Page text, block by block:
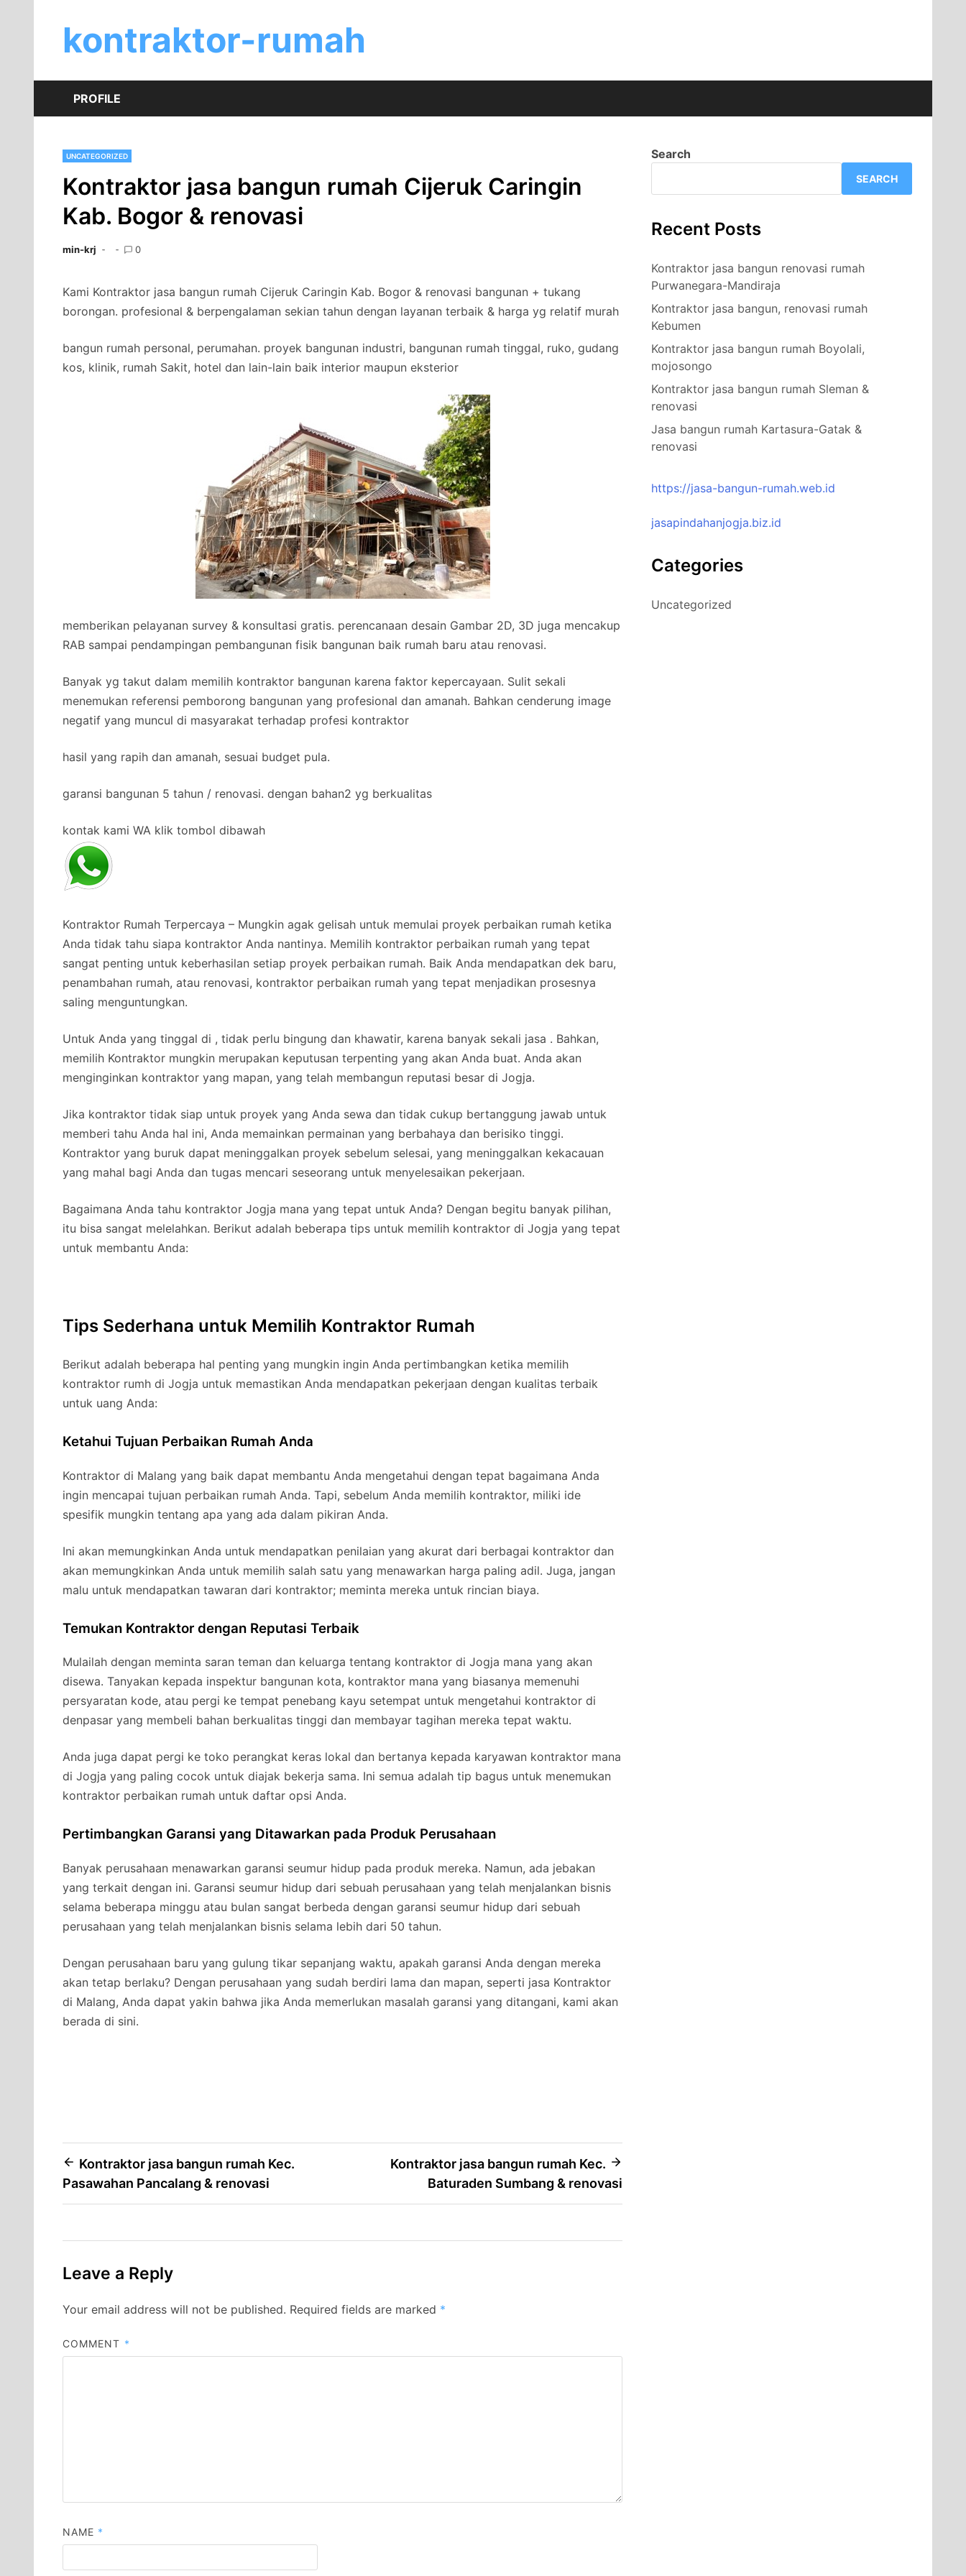
contentkontraktor-rumah
PROFILE
UNCATEGORIZED
Kontraktor jasa bangun rumah Cijeruk Caringin
Kab. Bogor & renovasi
min-krj 0
Kami Kontraktor jasa bangun rumah Cijeruk Caringin Kab. Bogor & renovasi bangunan + tukang
borongan. profesional & berpengalaman sekian tahun dengan layanan terbaik & harga yg relatif murah
bangun rumah personal, perumahan. proyek bangunan industri, bangunan rumah tinggal, ruko, gudang
kos, klinik, rumah Sakit, hotel dan lain-lain baik interior maupun eksterior
memberikan pelayanan survey & konsultasi gratis. perencanaan desain Gambar 2D, 3D juga mencakup
RAB sampai pendampingan pembangunan fisik bangunan baik rumah baru atau renovasi.
Banyak yg takut dalam memilih kontraktor bangunan karena faktor kepercayaan. Sulit sekali
menemukan referensi pemborong bangunan yang profesional dan amanah. Bahkan cenderung image
negatif yang muncul di masyarakat terhadap profesi kontraktor
hasil yang rapih dan amanah, sesuai budget pula.
garansi bangunan 5 tahun / renovasi. dengan bahan2 yg berkualitas
kontak kami WA klik tombol dibawah
Kontraktor Rumah Terpercaya – Mungkin agak gelisah untuk memulai proyek perbaikan rumah ketika
Anda tidak tahu siapa kontraktor Anda nantinya. Memilih kontraktor perbaikan rumah yang tepat
sangat penting untuk keberhasilan setiap proyek perbaikan rumah. Baik Anda mendapatkan dek baru,
penambahan rumah, atau renovasi, kontraktor perbaikan rumah yang tepat menjadikan prosesnya
saling menguntungkan.
Untuk Anda yang tinggal di , tidak perlu bingung dan khawatir, karena banyak sekali jasa . Bahkan,
memilih Kontraktor mungkin merupakan keputusan terpenting yang akan Anda buat. Anda akan
menginginkan kontraktor yang mapan, yang telah membangun reputasi besar di Jogja.
Jika kontraktor tidak siap untuk proyek yang Anda sewa dan tidak cukup bertanggung jawab untuk
memberi tahu Anda hal ini, Anda memainkan permainan yang berbahaya dan berisiko tinggi.
Kontraktor yang buruk dapat meninggalkan proyek sebelum selesai, yang meninggalkan kekacauan
yang mahal bagi Anda dan tugas mencari seseorang untuk menyelesaikan pekerjaan.
Bagaimana Anda tahu kontraktor Jogja mana yang tepat untuk Anda? Dengan begitu banyak pilihan,
itu bisa sangat melelahkan. Berikut adalah beberapa tips untuk memilih kontraktor di Jogja yang tepat
untuk membantu Anda:
Tips Sederhana untuk Memilih Kontraktor Rumah
Berikut adalah beberapa hal penting yang mungkin ingin Anda pertimbangkan ketika memilih
kontraktor rumh di Jogja untuk memastikan Anda mendapatkan pekerjaan dengan kualitas terbaik
untuk uang Anda:
Ketahui Tujuan Perbaikan Rumah Anda
Kontraktor di Malang yang baik dapat membantu Anda mengetahui dengan tepat bagaimana Anda
ingin mencapai tujuan perbaikan rumah Anda. Tapi, sebelum Anda memilih kontraktor, miliki ide
spesifik mungkin tentang apa yang ada dalam pikiran Anda.
Ini akan memungkinkan Anda untuk mendapatkan penilaian yang akurat dari berbagai kontraktor dan
akan memungkinkan Anda untuk memilih salah satu yang menawarkan harga paling adil. Juga, jangan
malu untuk mendapatkan tawaran dari kontraktor; meminta mereka untuk rincian biaya.
Temukan Kontraktor dengan Reputasi Terbaik
Mulailah dengan meminta saran teman dan keluarga tentang kontraktor di Jogja mana yang akan
disewa. Tanyakan kepada inspektur bangunan kota, kontraktor mana yang biasanya memenuhi
persyaratan kode, atau pergi ke tempat penebang kayu setempat untuk mengetahui kontraktor di
denpasar yang membeli bahan berkualitas tinggi dan membayar tagihan mereka tepat waktu.
Anda juga dapat pergi ke toko perangkat keras lokal dan bertanya kepada karyawan kontraktor mana
di Jogja yang paling cocok untuk diajak bekerja sama. Ini semua adalah tip bagus untuk menemukan
kontraktor perbaikan rumah untuk daftar opsi Anda.
Pertimbangkan Garansi yang Ditawarkan pada Produk Perusahaan
Banyak perusahaan menawarkan garansi seumur hidup pada produk mereka. Namun, ada jebakan
yang terkait dengan ini. Garansi seumur hidup dari sebuah perusahaan yang telah menjalankan bisnis
selama beberapa minggu atau bulan sangat berbeda dengan garansi seumur hidup dari sebuah
perusahaan yang telah menjalankan bisnis selama lebih dari 50 tahun.
Dengan perusahaan baru yang gulung tikar sepanjang waktu, apakah garansi Anda dengan mereka
akan tetap berlaku? Dengan perusahaan yang sudah berdiri lama dan mapan, seperti jasa Kontraktor
di Malang, Anda dapat yakin bahwa jika Anda memerlukan masalah garansi yang ditangani, kami akan
berada di sini.
Post
navigation
Kontraktor jasa bangun rumah Kec.
Pasawahan Pancalang & renovasi
Kontraktor jasa bangun rumah Kec.
Baturaden Sumbang & renovasi
Leave a Reply
Your email address will not be published. Required fields are marked *
COMMENT *
NAME *
Search
SEARCH
Recent Posts
Kontraktor jasa bangun renovasi rumah
Purwanegara-Mandiraja
Kontraktor jasa bangun, renovasi rumah
Kebumen
Kontraktor jasa bangun rumah Boyolali,
mojosongo
Kontraktor jasa bangun rumah Sleman &
renovasi
Jasa bangun rumah Kartasura-Gatak &
renovasi
https://jasa-bangun-rumah.web.id
jasapindahanjogja.biz.id
Categories
Uncategorized